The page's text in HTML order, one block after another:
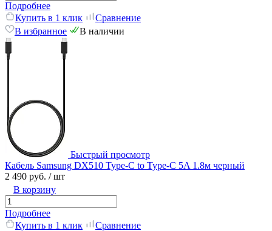
Подробнее
Купить в 1 клик
Сравнение
В избранное
В наличии
Быстрый просмотр
Кабель Samsung DX510 Type-C to Type-C 5A 1.8м черный
2 490 руб. / шт
В корзину
Подробнее
Купить в 1 клик
Сравнение